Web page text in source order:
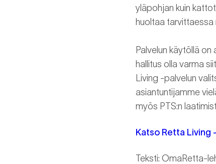
yläpohjan kuin
huoltaa tarvittaessa
Palvelun käytöllä
hallitus olla varma
Living -palvelun
asiantuntijamme
myös PTS:n
Katso Retta
Teksti: OmaRetta-